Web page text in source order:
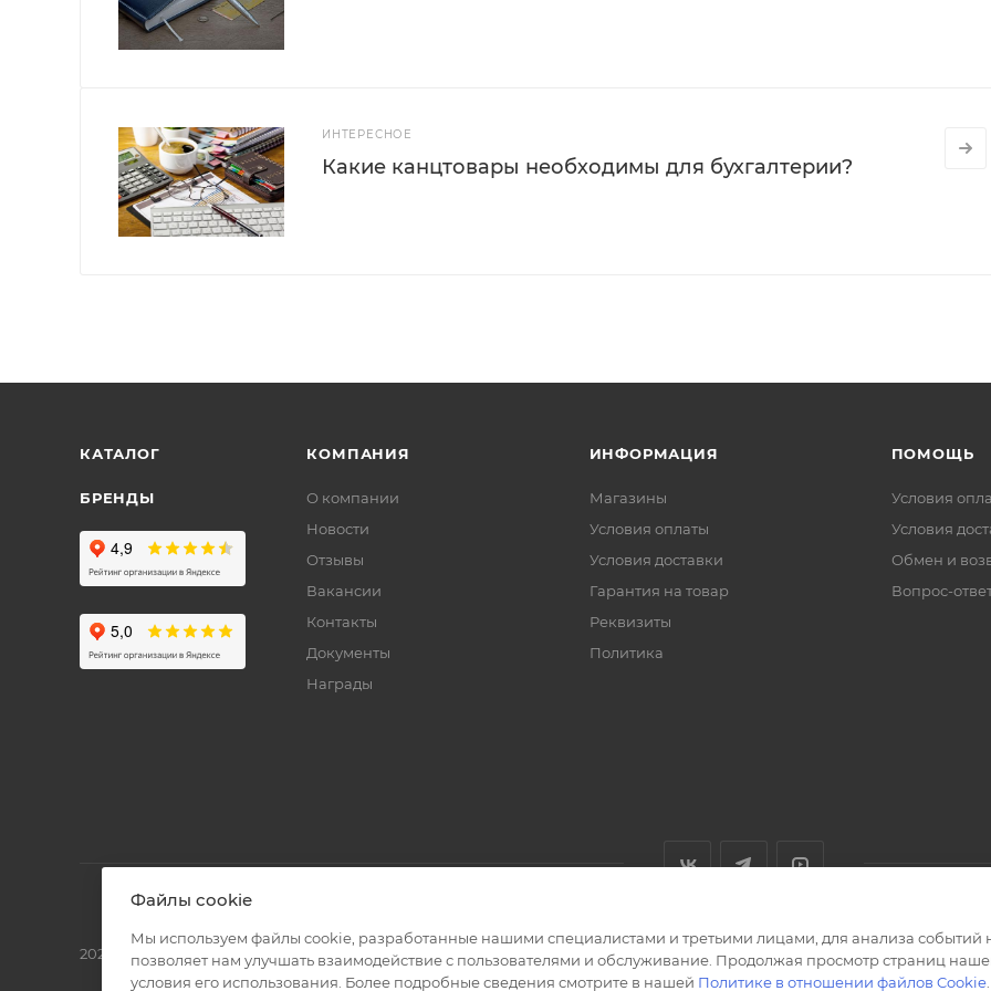
ИНТЕРЕСНОЕ
Какие канцтовары необходимы для бухгалтерии?
КАТАЛОГ
БРЕНДЫ
КОМПАНИЯ
О компании
Новости
Отзывы
Вакансии
Контакты
Документы
Награды
ИНФОРМАЦИЯ
Магазины
Условия оплаты
Условия доставки
Гарантия на товар
Реквизиты
Политика
ПОМОЩЬ
Условия
Условия
Обмен и
Вопрос-
2026 © Полиграф кит - интернет-магазин
Файлы cookie
Мы используем файлы cookie, разработанные нашими специалистами и третьими лицами, для анализа событий
позволяет нам улучшать взаимодействие с пользователями и обслуживание. Продолжая просмотр страниц
условия его использования. Более подробные сведения смотрите в нашей Политике в отношении файлов Cookie